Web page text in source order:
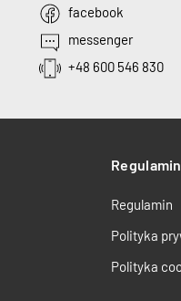
facebook
messenger
+48 600 546 830
Regulamin
Polityka
Polityka